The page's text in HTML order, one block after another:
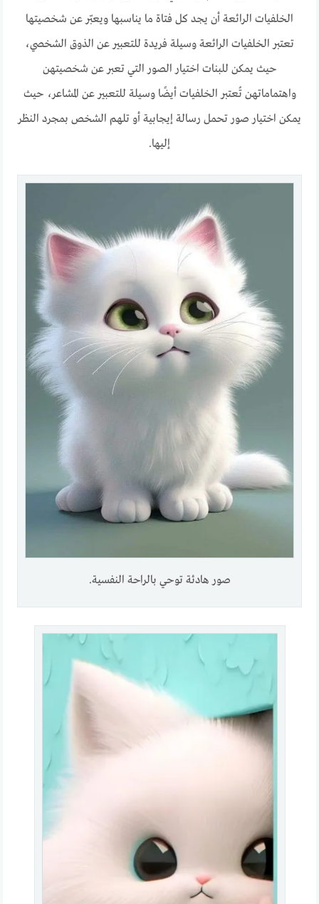
الخلفيات الرائعة أن يجد كل فتاة ما يناسبها ويعبّر عن شخصيتها
تعتبر الخلفيات الرائعة وسيلة فريدة للتعبير عن الذوق الشخصي،
حيث يمكن للبنات اختيار الصور التي تعبر عن شخصيتهن
واهتماماتهن تُعتبر الخلفيات أيضًا وسيلة للتعبير عن المشاعر، حيث
يمكن اختيار صور تحمل رسالة إيجابية أو تلهم الشخص بمجرد النظر
إليها.
صور هادئة توحي بالراحة النفسية.